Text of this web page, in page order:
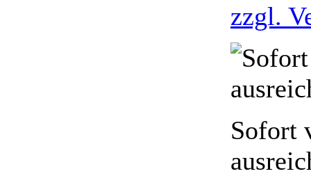
zzgl.
Sofort